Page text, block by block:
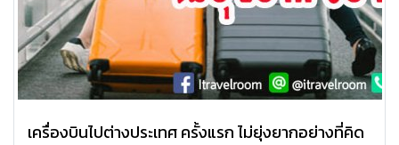
เครื่องบินไปต่างประเทศ ครั้งแรก ไม่ยุ่งยากอย่างที่คิด